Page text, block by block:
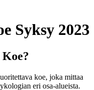
Syksy 2023
koe, joka mittaa
eri osa-alueista.